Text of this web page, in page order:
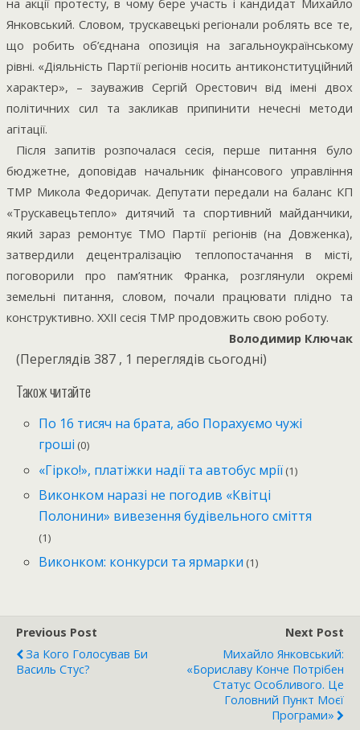
на акції протесту, в чому бере участь і кандидат Михайло
Янковський. Словом, трускавецькі регіонали роблять все те,
що робить об’єднана опозиція на загальноукраїнському
рівні. «Діяльність Партії регіонів носить антиконституційний
характер», – зауважив Сергій Орестович від імені двох
політичних сил та закликав припинити нечесні методи
агітації.
Після запитів розпочалася сесія, перше питання було
бюджетне, доповідав начальник фінансового управління
ТМР Микола Федоричак. Депутати передали на баланс КП
«Трускавецьтепло» дитячий та спортивний майданчики,
який зараз ремонтує ТМО Партії регіонів (на Довженка),
затвердили децентралізацію теплопостачання в місті,
поговорили про пам’ятник Франка, розглянули окремі
земельні питання, словом, почали працювати плідно та
конструктивно. ХХІІ сесія ТМР продовжить свою роботу.
Володимир Ключак
(Переглядів 387 , 1 переглядів сьогодні)
Також читайте
По 16 тисяч на брата, або Порахуємо чужі
гроші (0)
«Гірко!», платіжки надії та автобус мрії (1)
Виконком наразі не погодив «Квітці
Полонини» вивезення будівельного сміття
(1)
Виконком: конкурси та ярмарки (1)
Previous Post
За Кого Голосував Би
Василь Стус?
Next Post
Михайло Янковський:
«Бориславу Конче Потрібен
Статус Особливого. Це
Головний Пункт Моєї
Програми»